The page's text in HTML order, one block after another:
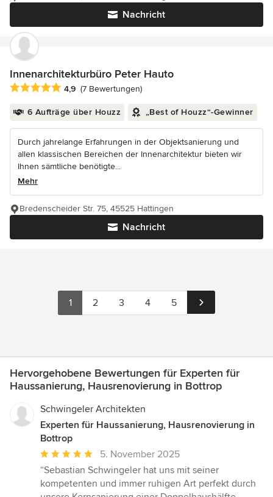
Nachricht
Innenarchitekturbüro Peter Hauto
Durchschnittliche Bewertung: 4.9 von 5 Sternen
4,9 (7 Bewertungen)
6 Aufträge über Houzz „Best of Houzz“-Gewinner
Durch jahrelange Erfahrungen in der Objektsanierung und
allen klassischen Bereichen der Innenarchitektur bieten wir
Ihnen sämtliche benötigte...
Mehr
Nachricht
Bredenscheider Str. 75, 45525 Hattingen
1 2 3 4 5
Hervorgehobene Bewertungen für Experten für
Haussanierung, Hausrenovierung in Bottrop
Schwingeler Architekten
Experten für Haussanierung, Hausrenovierung in
Bottrop
Durchschnittliche
Bewertung:
5
von
5. November 2025
“Sebastian Schwingeler hat uns mit seiner
kompetenten und immer ruhigen Art perfekt durch